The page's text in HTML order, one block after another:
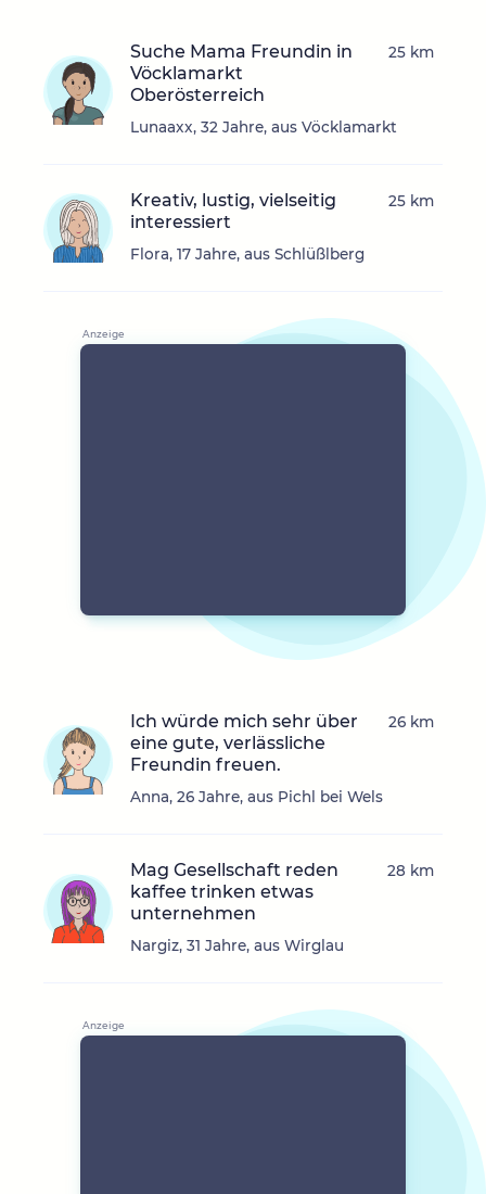
Suche Mama Freundin in
Vöcklamarkt
Oberösterreich
Lunaaxx, 32 Jahre, aus Vöcklamarkt
25 km
Kreativ, lustig, vielseitig
interessiert
Flora, 17 Jahre, aus Schlüßlberg
25 km
Ich würde mich sehr über
eine gute, verlässliche
Freundin freuen.
Anna, 26 Jahre, aus Pichl bei Wels
26 km
Mag Gesellschaft reden
kaffee trinken etwas
unternehmen
Nargiz, 31 Jahre, aus Wirglau
28 km